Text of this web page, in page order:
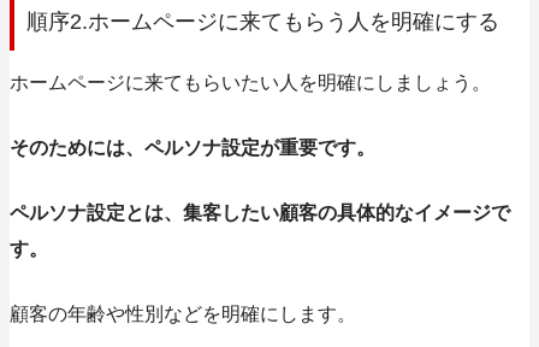
順序2.ホームページに来てもらう人を明確にする
ホームページに来てもらいたい人を明確にしましょう。
そのためには、ペルソナ設定が重要です。
ペルソナ設定とは、集客したい顧客の具体的なイメージで
す。
顧客の年齢や性別などを明確にします。